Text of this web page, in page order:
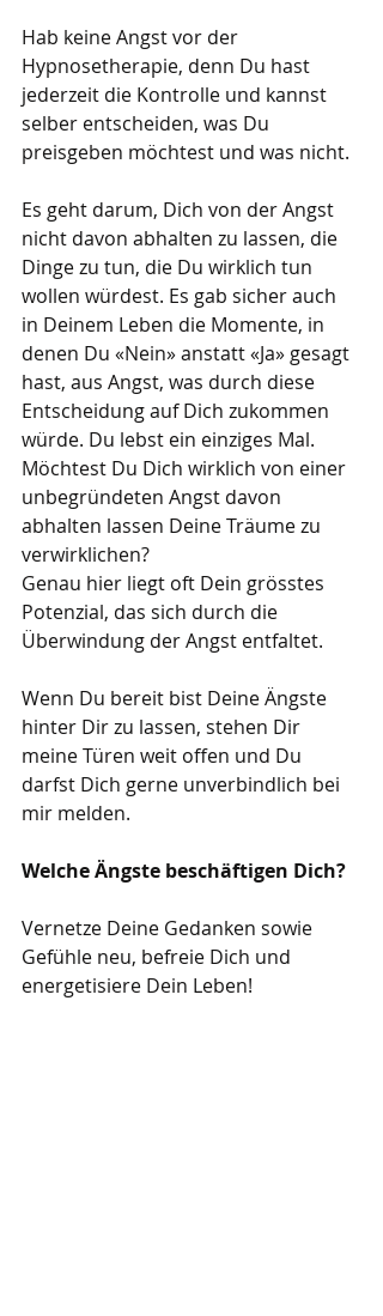
Hab keine Angst vor der
Hypnosetherapie, denn Du hast
jederzeit die Kontrolle und kannst
selber entscheiden, was Du
preisgeben möchtest und was nicht.
Es geht darum, Dich von der Angst
nicht davon abhalten zu lassen, die
Dinge zu tun, die Du wirklich tun
wollen würdest. Es gab sicher auch
in Deinem Leben die Momente, in
denen Du «Nein» anstatt «Ja» gesagt
hast, aus Angst, was durch diese
Entscheidung auf Dich zukommen
würde. Du lebst ein einziges Mal.
Möchtest Du Dich wirklich von einer
unbegründeten Angst davon
abhalten lassen Deine Träume zu
verwirklichen?
Genau hier liegt oft Dein grösstes
Potenzial, das sich durch die
Überwindung der Angst entfaltet.
Wenn Du bereit bist Deine Ängste
hinter Dir zu lassen, stehen Dir
meine Türen weit offen und Du
darfst Dich gerne unverbindlich bei
mir melden.
Welche Ängste beschäftigen Dich?
Vernetze Deine Gedanken sowie
Gefühle neu, befreie Dich und
energetisiere Dein Leben!